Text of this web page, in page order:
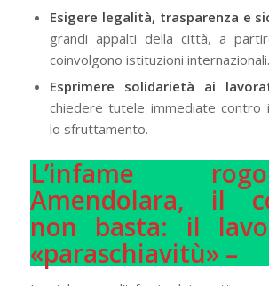
Esigere legalità, trasparenza e
grandi appalti della città, a
coinvolgono istituzioni internazionali.
Esprimere solidarietà ai
chiedere tutele immediate contro
lo sfruttamento.
L’infame
Amendolara, il
non basta: il
«paraschiavitù» –